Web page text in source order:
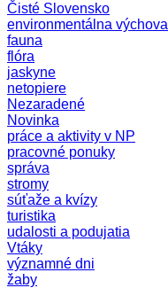
Čisté Slovensko
environmentálna výchova
fauna
flóra
jaskyne
netopiere
Nezaradené
Novinka
práce a aktivity v NP
pracovné ponuky
správa
stromy
súťaže a kvízy
turistika
udalosti a podujatia
Vtáky
významné dni
žaby